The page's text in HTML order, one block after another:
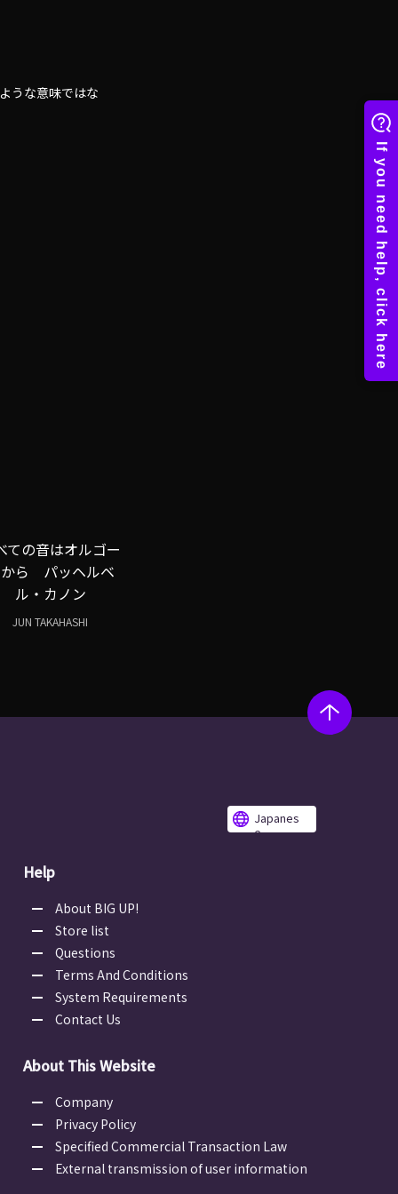
うな意味ではな
ての音はオルゴー
ら パッヘルベ
ル・カノン
JUN TAKAHASHI
Japanes
e
Help
About BIG UP!
Store list
Questions
Terms And Conditions
System Requirements
Contact Us
About This Website
Company
Privacy Policy
Specified Commercial Transaction Law
External transmission of user information